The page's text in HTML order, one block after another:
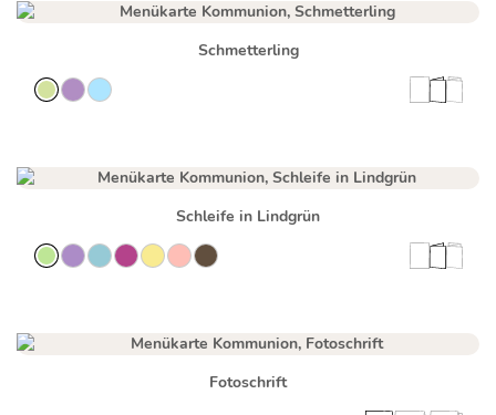
Schmetterling
Schleife in Lindgrün
Fotoschrift